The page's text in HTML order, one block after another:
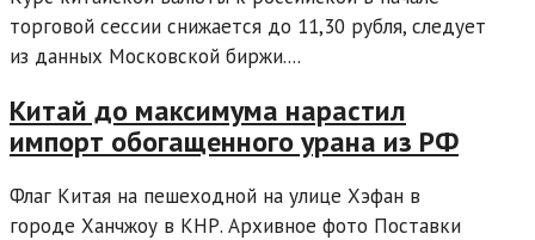
торговой сессии снижается до 11,30 рубля, следует
из данных Московской биржи....
Китай до максимума нарастил
импорт обогащенного урана из РФ
Флаг Китая на пешеходной на улице Хэфан в
городе Ханчжоу в КНР. Архивное фото Поставки